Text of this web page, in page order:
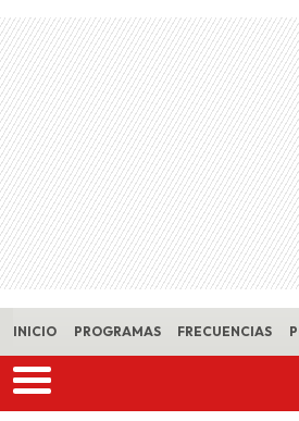
Skip to main content
INICIO PROGRAMAS FRECUENCIAS